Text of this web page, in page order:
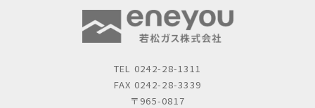
TEL 0242-28-1311
FAX 0242-28-3339
〒965-0817